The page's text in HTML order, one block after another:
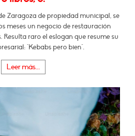
Zaragoza de propiedad municipal, se
meses un negocio de restauración
Resulta raro el eslogan que resume su
"Kebabs pero bien".
Leer más...